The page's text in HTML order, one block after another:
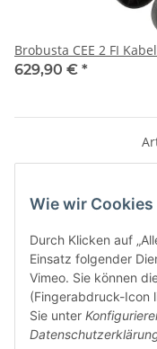
Brobusta CEE 2 FI
629,90 € *
Kategorien
Wie wir Cookies
Durch Klicken auf
Einsatz folgender
Vimeo. Sie können
(Fingerabdruck-Icon
Sie unter